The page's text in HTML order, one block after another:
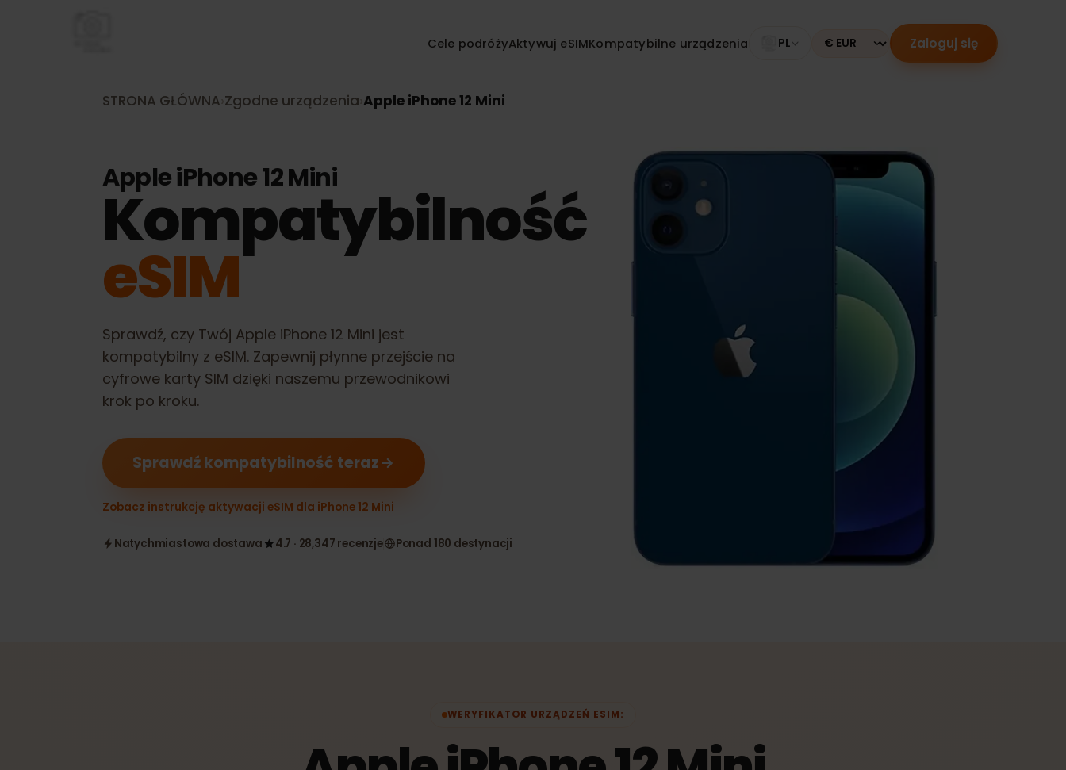
Cele podróżyAktywuj eSIMKompatybilne urządzenia PL Currency Zaloguj się
STRONA GŁÓWNA›Zgodne urządzenia›Apple iPhone 12 Mini
Apple iPhone 12 Mini
Kompatybilność
eSIM
Sprawdź, czy Twój Apple iPhone 12 Mini jest
kompatybilny z eSIM. Zapewnij płynne przejście na
cyfrowe karty SIM dzięki naszemu przewodnikowi
Sprawdź kompatybilność teraz
WERYFIKATOR URZĄDZEŃ ESIM: